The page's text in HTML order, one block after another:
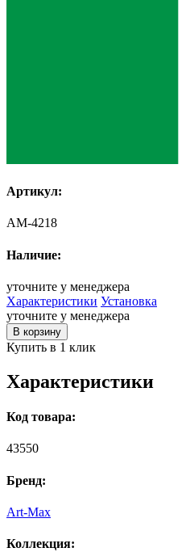
Артикул:
AM-4218
Наличие:
уточните у менеджера
Характеристики Установка
уточните у менеджера
В корзину
Купить в 1 клик
Характеристики
Код товара:
43550
Бренд:
Art-Max
Коллекция: